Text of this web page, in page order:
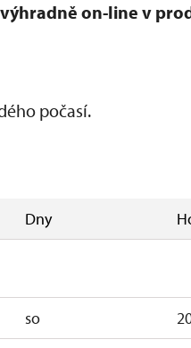
on-line v
počasí.
Dny
so